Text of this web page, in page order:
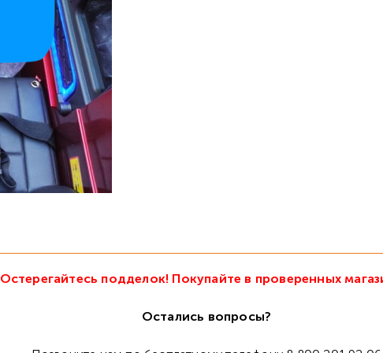
Остерегайтесь подделок! Покупайте в проверенных
Остались вопросы?